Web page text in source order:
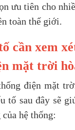
ưu tiên cho
toàn thế giới.
cần xem
mặt trời
điện mặt
tố sau đây sẽ
hệ thống: